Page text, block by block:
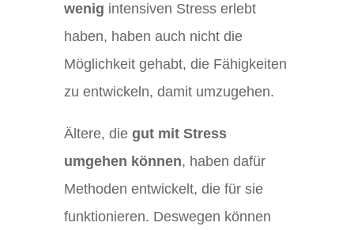
wenig intensiven Stress erlebt
haben, haben auch nicht die
Möglichkeit gehabt, die Fähigkeiten
zu entwickeln, damit umzugehen.
Ältere, die gut mit Stress
umgehen können, haben dafür
Methoden entwickelt, die für sie
funktionieren. Deswegen können